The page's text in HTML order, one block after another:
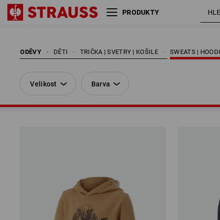
PRODUKTY
ODĚVY SWEATS |
TRIČKA | SVETRY | KOŠILE
DĚTI
Velikost Barva
Velikost Barva